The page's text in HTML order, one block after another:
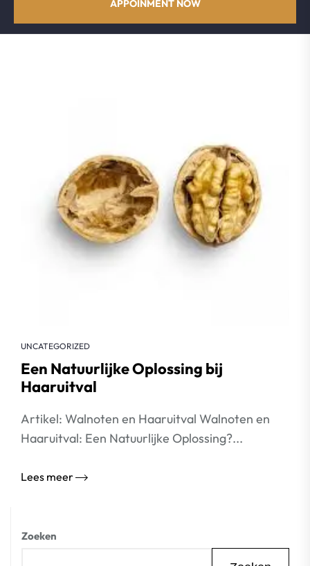
APPOINMENT NOW
UNCATEGORIZED
Een Natuurlijke Oplossing bij
Haaruitval
Artikel: Walnoten en Haaruitval Walnoten en
Haaruitval: Een Natuurlijke Oplossing?...
Lees meer
Zoeken